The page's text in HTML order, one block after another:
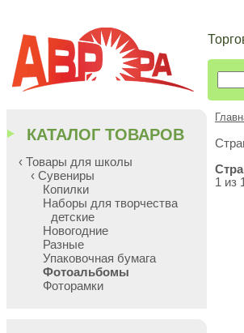
1 из
КАТАЛОГ ТОВАРОВ
‹ Товары для школы
‹ Сувениры
Копилки
Наборы для творчества
детские
Новогодние
Разные
Упаковочная бумага
Фотоальбомы
Фоторамки